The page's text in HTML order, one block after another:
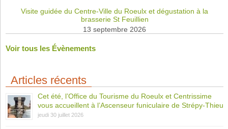
Visite guidée du Centre-Ville du Roeulx et dégustation à la
brasserie St Feuillien
13 septembre 2026
Voir tous les Évènements
Articles récents
Cet été, l’Office du Tourisme du Roeulx et Centrissime
vous accueillent à l’Ascenseur funiculaire de Strépy-Thieu
jeudi 30 juillet 2026